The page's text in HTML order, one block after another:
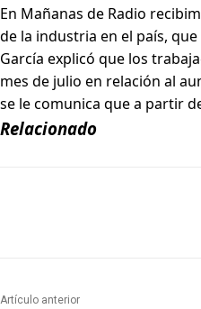
En Mañanas de Radio
de la industria en el país,
García explicó que los
mes de julio en relación al
se le comunica que a partir
Relacionado
Artículo anterior